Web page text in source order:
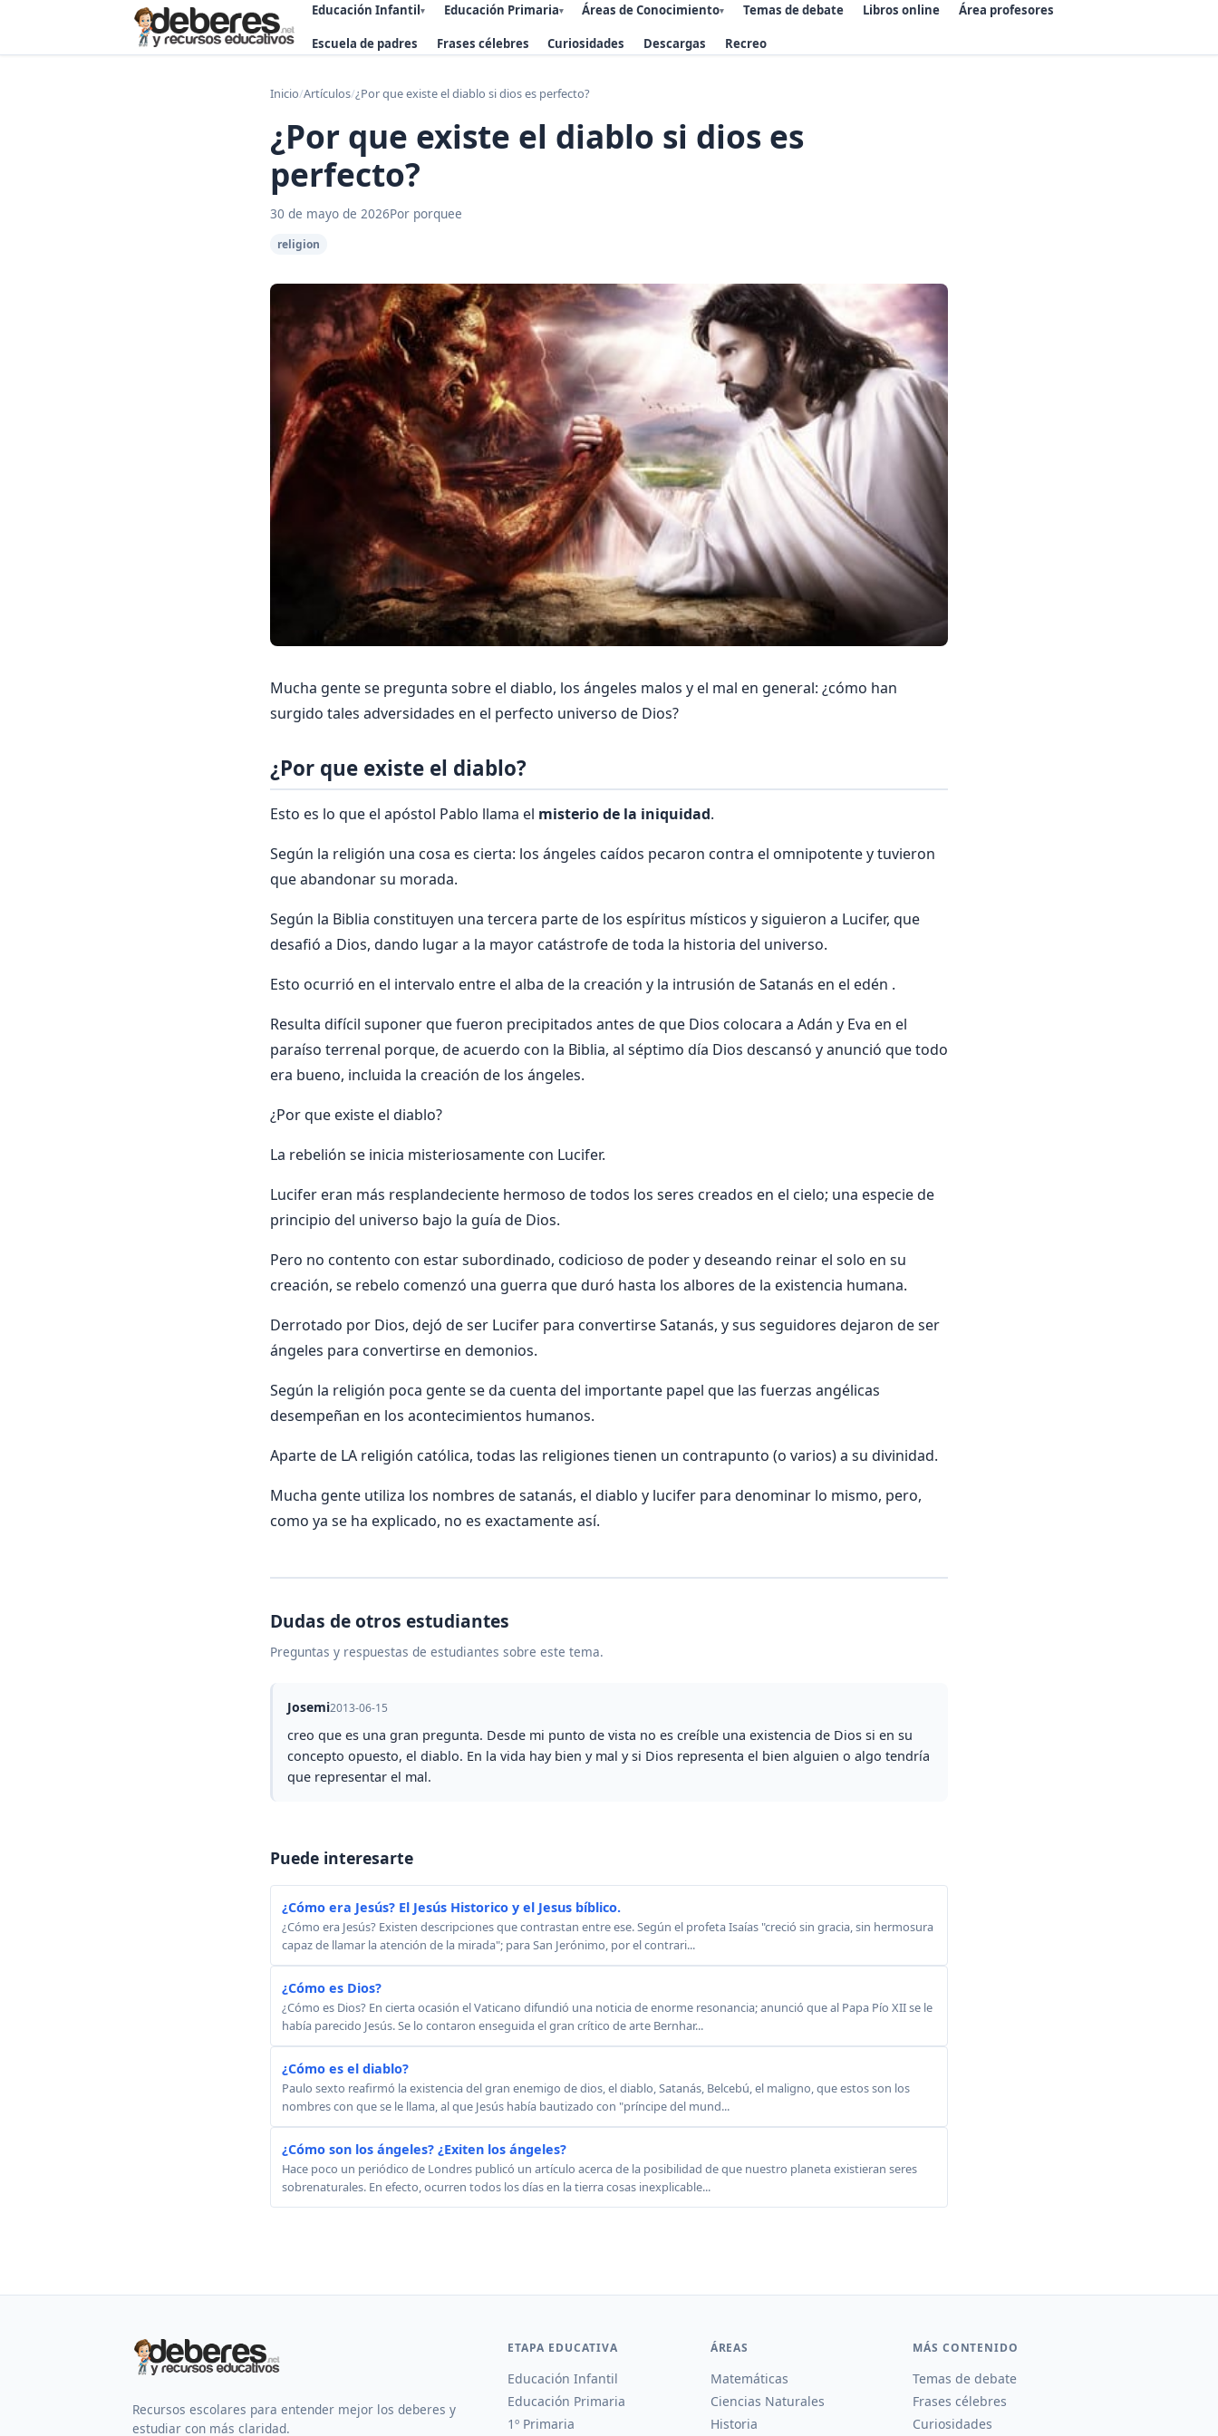
Educación Infantil▾ Educación Primaria▾ Áreas de Conocimiento▾ Temas de debate Libros online Área profesores
Escuela de padres Frases célebres Curiosidades Descargas Recreo
Inicio/Artículos/¿Por que existe el diablo si dios es perfecto?
¿Por que existe el diablo si dios es
perfecto?
30 de mayo de 2026Por porquee
religion
Mucha gente se pregunta sobre el diablo, los ángeles malos y el mal en general: ¿cómo han
surgido tales adversidades en el perfecto universo de Dios?
¿Por que existe el diablo?
Esto es lo que el apóstol Pablo llama el misterio de la iniquidad.
Según la religión una cosa es cierta: los ángeles caídos pecaron contra el omnipotente y tuvieron
que abandonar su morada.
Según la Biblia constituyen una tercera parte de los espíritus místicos y siguieron a Lucifer, que
desafió a Dios, dando lugar a la mayor catástrofe de toda la historia del universo.
Esto ocurrió en el intervalo entre el alba de la creación y la intrusión de Satanás en el edén .
Resulta difícil suponer que fueron precipitados antes de que Dios colocara a Adán y Eva en el
paraíso terrenal porque, de acuerdo con la Biblia, al séptimo día Dios descansó y anunció que todo
era bueno, incluida la creación de los ángeles.
¿Por que existe el diablo?
La rebelión se inicia misteriosamente con Lucifer.
Lucifer eran más resplandeciente hermoso de todos los seres creados en el cielo; una especie de
principio del universo bajo la guía de Dios.
Pero no contento con estar subordinado, codicioso de poder y deseando reinar el solo en su
creación, se rebelo comenzó una guerra que duró hasta los albores de la existencia humana.
Derrotado por Dios, dejó de ser Lucifer para convertirse Satanás, y sus seguidores dejaron de ser
ángeles para convertirse en demonios.
Según la religión poca gente se da cuenta del importante papel que las fuerzas angélicas
desempeñan en los acontecimientos humanos.
Aparte de LA religión católica, todas las religiones tienen un contrapunto (o varios) a su divinidad.
Mucha gente utiliza los nombres de satanás, el diablo y lucifer para denominar lo mismo, pero,
como ya se ha explicado, no es exactamente así.
Dudas de otros estudiantes
Preguntas y respuestas de estudiantes sobre este tema.
Josemi2013-06-15
creo que es una gran pregunta. Desde mi punto de vista no es creíble una existencia de Dios si en su
concepto opuesto, el diablo. En la vida hay bien y mal y si Dios representa el bien alguien o algo tendría
que representar el mal.
Puede interesarte
¿Cómo era Jesús? El Jesús Historico y el Jesus bíblico.
¿Cómo era Jesús? Existen descripciones que contrastan entre ese. Según el profeta Isaías "creció sin gracia, sin hermosura
capaz de llamar la atención de la mirada"; para San Jerónimo, por el contrari...
¿Cómo es Dios?
¿Cómo es Dios? En cierta ocasión el Vaticano difundió una noticia de enorme resonancia; anunció que al Papa Pío XII se le
había parecido Jesús. Se lo contaron enseguida el gran crítico de arte Bernhar...
¿Cómo es el diablo?
Paulo sexto reafirmó la existencia del gran enemigo de dios, el diablo, Satanás, Belcebú, el maligno, que estos son los
nombres con que se le llama, al que Jesús había bautizado con "príncipe del mund...
¿Cómo son los ángeles? ¿Exiten los ángeles?
Hace poco un periódico de Londres publicó un artículo acerca de la posibilidad de que nuestro planeta existieran seres
sobrenaturales. En efecto, ocurren todos los días en la tierra cosas inexplicable...
Recursos escolares para entender mejor los deberes y
estudiar con más claridad.
ETAPA EDUCATIVA
Educación Infantil
Educación Primaria
1º Primaria
ÁREAS
Matemáticas
Ciencias Naturales
Historia
MÁS CONTENIDO
Temas de debate
Frases célebres
Curiosidades